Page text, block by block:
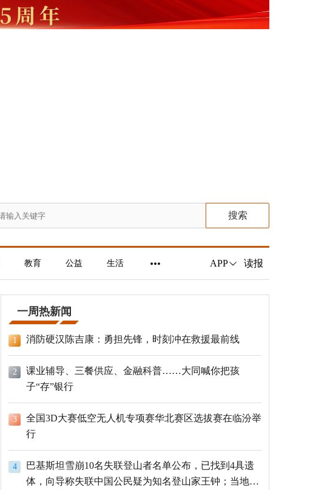
搜索
教育 公益 生活 APP 读报
一周热新闻
1 消防硬汉陈吉康：勇担先锋，时刻冲在救援最前线
2
课业辅导、三餐供应、金融科普……大同喊你把孩
子“存”银行
3
全国3D大赛低空无人机专项赛华北赛区选拔赛在临汾举
行
4
巴基斯坦雪崩10名失联登山者名单公布，已找到4具遗
体，向导称失联中国公民疑为知名登山家王钟；当地官